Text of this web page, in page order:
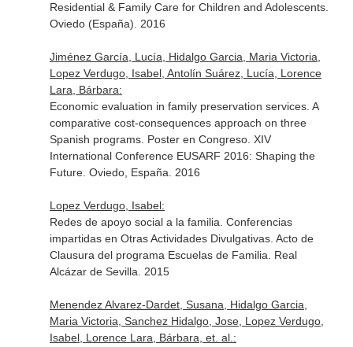
Residential & Family Care for Children and Adolescents.
Oviedo (España). 2016
Jiménez García, Lucía, Hidalgo Garcia, Maria Victoria,
Lopez Verdugo, Isabel, Antolín Suárez, Lucía, Lorence
Lara, Bárbara:
Economic evaluation in family preservation services. A
comparative cost-consequences approach on three
Spanish programs. Poster en Congreso. XIV
International Conference EUSARF 2016: Shaping the
Future. Oviedo, España. 2016
Lopez Verdugo, Isabel:
Redes de apoyo social a la familia. Conferencias
impartidas en Otras Actividades Divulgativas. Acto de
Clausura del programa Escuelas de Familia. Real
Alcázar de Sevilla. 2015
Menendez Alvarez-Dardet, Susana, Hidalgo Garcia,
Maria Victoria, Sanchez Hidalgo, Jose, Lopez Verdugo,
Isabel, Lorence Lara, Bárbara, et. al.: